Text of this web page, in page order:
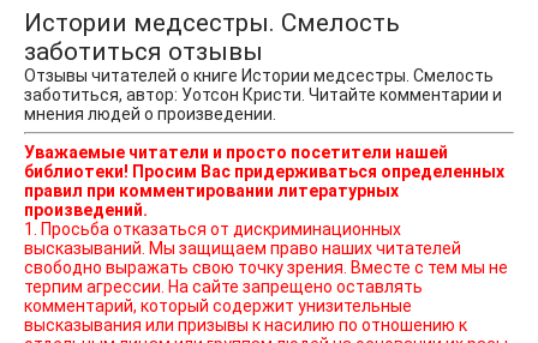
Истории медсестры. Смелость
заботиться отзывы
Отзывы читателей о книге Истории медсестры. Смелость
заботиться, автор: Уотсон Кристи. Читайте комментарии и
мнения людей о произведении.
Уважаемые читатели и просто посетители нашей
библиотеки! Просим Вас придерживаться определенных
правил при комментировании литературных
произведений.
1. Просьба отказаться от дискриминационных
высказываний. Мы защищаем право наших читателей
свободно выражать свою точку зрения. Вместе с тем мы не
терпим агрессии. На сайте запрещено оставлять
комментарий, который содержит унизительные
высказывания или призывы к насилию по отношению к